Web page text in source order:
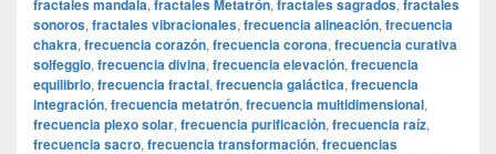
fractales mandala, fractales Metatrón, fractales sagrados, fractales
sonoros, fractales vibracionales, frecuencia alineación, frecuencia
chakra, frecuencia corazón, frecuencia corona, frecuencia curativa
solfeggio, frecuencia divina, frecuencia elevación, frecuencia
equilibrio, frecuencia fractal, frecuencia galáctica, frecuencia
integración, frecuencia metatrón, frecuencia multidimensional,
frecuencia plexo solar, frecuencia purificación, frecuencia raíz,
frecuencia sacro, frecuencia transformación, frecuencias